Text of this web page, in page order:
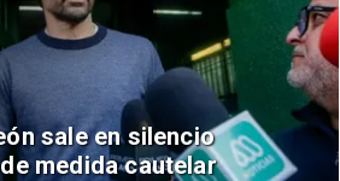
sale en silencio
medida cautelar